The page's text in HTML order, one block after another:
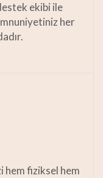
ekibi ile
her
fiziksel hem